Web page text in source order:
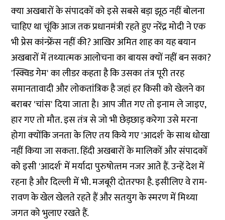
क्‍या अखबारों के संपादकों को इसे सबसे बड़ा झूठ नहीं बोलना
चाहिए था चूंकि आज तक प्रधानमंत्री रहते हुए नरेंद्र मोदी ने एक
भी प्रेस कांन्‍फ्रेंस नहीं की? आखिर अमित शाह का यह बयान
अखबारों में तथ्‍यात्‍मक आलोचना का बायस क्‍यों नहीं बन सका?
'स्क्विड गेम' का लीडर कहता है कि उसका तंत्र पूरी तरह
समानतावादी और लोकतांत्रिक है जहां हर किसी को खेलने का
बराबर 'चांस' दिया जाता है। आप जीत गए तो इनाम ले जाइए,
हार गए तो मौत. इस तंत्र से जो भी छेड़छाड़ करेगा उसे मरना
होगा क्‍योंकि जनता के लिए तय किये गए 'आदर्श' के साथ धोखा
नहीं किया जा सकता. हिंदी अखबारों के मालिकों और संपादकों
को इसी 'आदर्श' में मर्यादा पुरुषोत्‍तम नजर आते हैं. उन्‍हें देश में
रहना है और दिल्‍ली में भी. मजबूरी दोतरफा है. इसीलिए वे राम-
रावण के खेल खेलते रहते हैं और सतयुग के स्‍मरण में मिथ्‍या
जगत को भुलाए रखते हैं.